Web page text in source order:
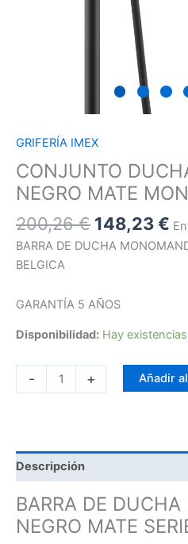
GRIFERÍA IMEX
CONJUNTO
NEGRO MATE
200,26€ 148,23€
BARRA DE DUCHA
BELGICA
GARANTÍA 5 AÑOS
Disponibilidad: Hay existencias
- + Añadir
Descripción
BARRA DE
NEGRO MATE